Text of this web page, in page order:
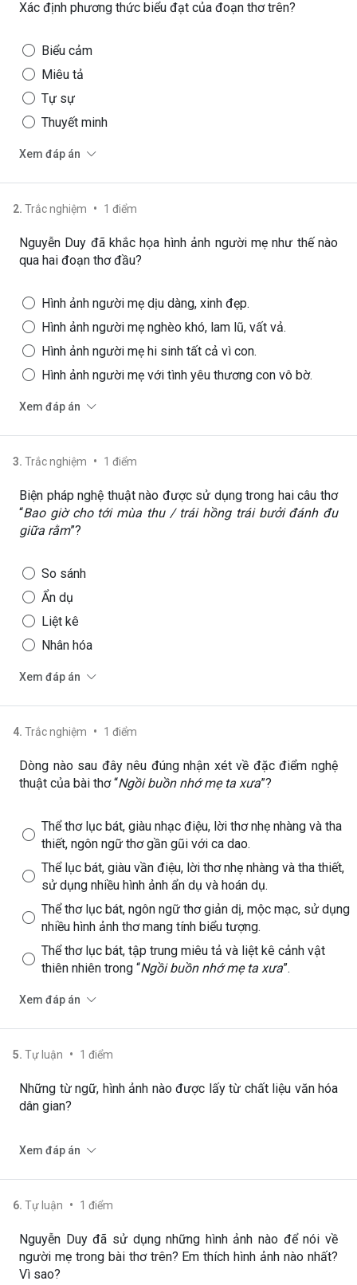
Xác định phương thức biểu đạt của đoạn thơ trên?
Biểu cảm
Miêu tả
Tự sự
Thuyết minh
Xem đáp án
2. Trắc nghiệm • 1 điểm
Nguyễn Duy đã khắc họa hình ảnh người mẹ như thế nào
qua hai đoạn thơ đầu?
Hình ảnh người mẹ dịu dàng, xinh đẹp.
Hình ảnh người mẹ nghèo khó, lam lũ, vất vả.
Hình ảnh người mẹ hi sinh tất cả vì con.
Hình ảnh người mẹ với tình yêu thương con vô bờ.
Xem đáp án
3. Trắc nghiệm • 1 điểm
Biện pháp nghệ thuật nào được sử dụng trong hai câu thơ
“Bao giờ cho tới mùa thu / trái hồng trái bưởi đánh đu
giữa rằm”?
So sánh
Ẩn dụ
Liệt kê
Nhân hóa
Xem đáp án
4. Trắc nghiệm • 1 điểm
Dòng nào sau đây nêu đúng nhận xét về đặc điểm nghệ
thuật của bài thơ “Ngồi buồn nhớ mẹ ta xưa”?
Thể thơ lục bát, giàu nhạc điệu, lời thơ nhẹ nhàng và tha
thiết, ngôn ngữ thơ gần gũi với ca dao.
Thể lục bát, giàu vần điệu, lời thơ nhẹ nhàng và tha thiết,
sử dụng nhiều hình ảnh ẩn dụ và hoán dụ.
Thể thơ lục bát, ngôn ngữ thơ giản dị, mộc mạc, sử dụng
nhiều hình ảnh thơ mang tính biểu tượng.
Thể thơ lục bát, tập trung miêu tả và liệt kê cảnh vật
thiên nhiên trong “Ngồi buồn nhớ mẹ ta xưa”.
Xem đáp án
5. Tự luận • 1 điểm
Những từ ngữ, hình ảnh nào được lấy từ chất liệu văn hóa
dân gian?
Xem đáp án
6. Tự luận • 1 điểm
Nguyễn Duy đã sử dụng những hình ảnh nào để nói về
người mẹ trong bài thơ trên? Em thích hình ảnh nào nhất?
Vì sao?